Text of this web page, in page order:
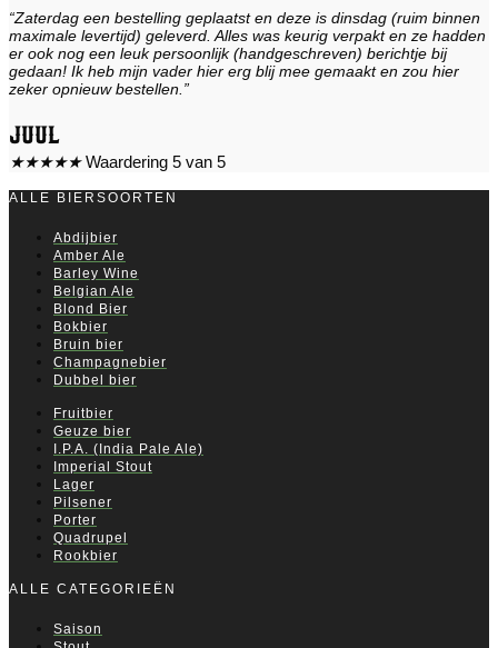
“Zaterdag een bestelling geplaatst en deze is dinsdag (ruim binnen
maximale levertijd) geleverd. Alles was keurig verpakt en ze hadden
er ook nog een leuk persoonlijk (handgeschreven) berichtje bij
gedaan! Ik heb mijn vader hier erg blij mee gemaakt en zou hier
zeker opnieuw bestellen.”
Juul
★★★★★ Waardering 5 van 5
ALLE BIERSOORTEN
Abdijbier
Amber Ale
Barley Wine
Belgian Ale
Blond Bier
Bokbier
Bruin bier
Champagnebier
Dubbel bier
Fruitbier
Geuze bier
I.P.A. (India Pale Ale)
Imperial Stout
Lager
Pilsener
Porter
Quadrupel
Rookbier
ALLE CATEGORIEËN
Saison